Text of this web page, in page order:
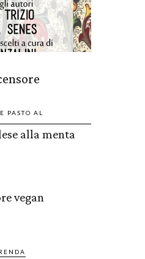
PASTO AL
alla menta
vegan